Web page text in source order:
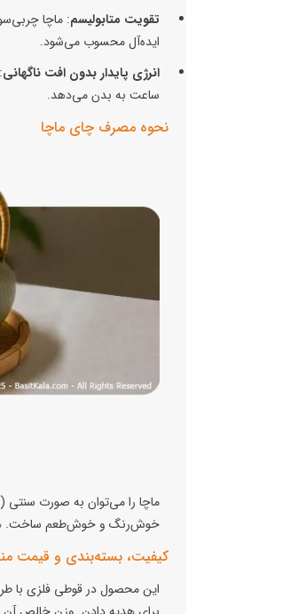
تقویت متابولیسم: ماچا
ایده‌آل محسوب می‌شود.
انرژی پایدار بدون افت ناگهانی
ساعت به بدن می‌دهد.
نحوه مصرف چای ماچا
ماچا را می‌توان به صورت سنتی
خوش‌رنگ و خوش‌طعم ساخت.
کیفیت، بسته‌بندی و قیمت
این محصول در قوطی فلزی با